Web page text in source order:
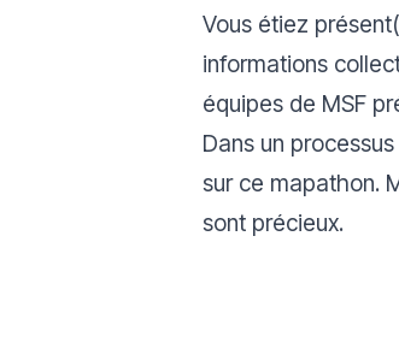
Vous étiez
informations
équipes de MSF
Dans un
sur ce mapathon.
sont précieux.